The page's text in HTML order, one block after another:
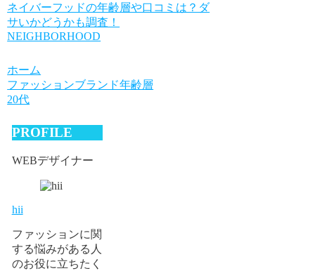
ネイバーフッドの年齢層や口コミは？ダ
サいかどうかも調査！
NEIGHBORHOOD
ホーム
ファッションブランド年齢層
20代
PROFILE
WEBデザイナー
hii
ファッションに関
する悩みがある人
のお役に立ちたく